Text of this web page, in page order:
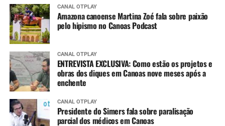
CANAL OTPLAY
Amazona canoense Martina Zoé fala sobre paixão
pelo hipismo no Canoas Podcast
CANAL OTPLAY
ENTREVISTA EXCLUSIVA: Como estão os projetos e
obras dos diques em Canoas nove meses após a
enchente
CANAL OTPLAY
Presidente do Simers fala sobre paralisação
parcial dos médicos em Canoas